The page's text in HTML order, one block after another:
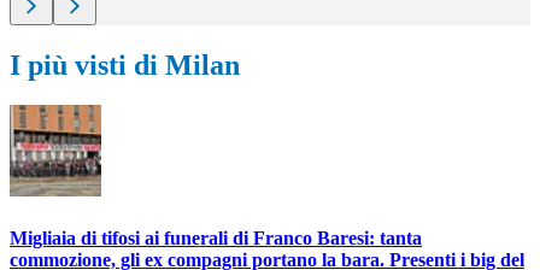
I più visti di Milan
Migliaia di tifosi ai funerali di Franco Baresi: tanta
commozione, gli ex compagni portano la bara. Presenti i big del